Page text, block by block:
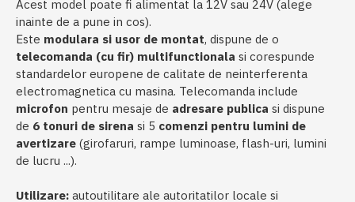
Acest model poate fi alimentat la 12V sau 24V (alege
inainte de a pune in cos).
Este modulara si usor de montat, dispune de o
telecomanda (cu fir) multifunctionala si corespunde
standardelor europene de calitate de neinterferenta
electromagnetica cu masina. Telecomanda include
microfon pentru mesaje de adresare publica si dispune
de 6 tonuri de sirena si 5 comenzi pentru lumini de
avertizare (girofaruri, rampe luminoase, flash-uri, lumini
de lucru ...).
Utilizare: autoutilitare ale autoritatilor locale si